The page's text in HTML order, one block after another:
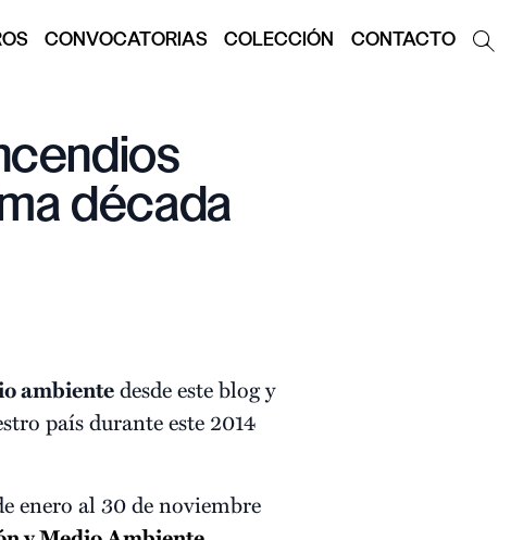
CONVOCATORIAS COLECCIÓN CONTACTO
década
ambientedesde este blog y
país durante este 2014
enero al 30 de noviembre